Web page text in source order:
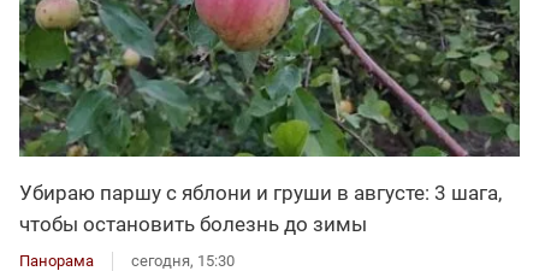
Убираю паршу с яблони и груши в августе: 3 шага,
чтобы остановить болезнь до зимы
Панорама сегодня, 15:30